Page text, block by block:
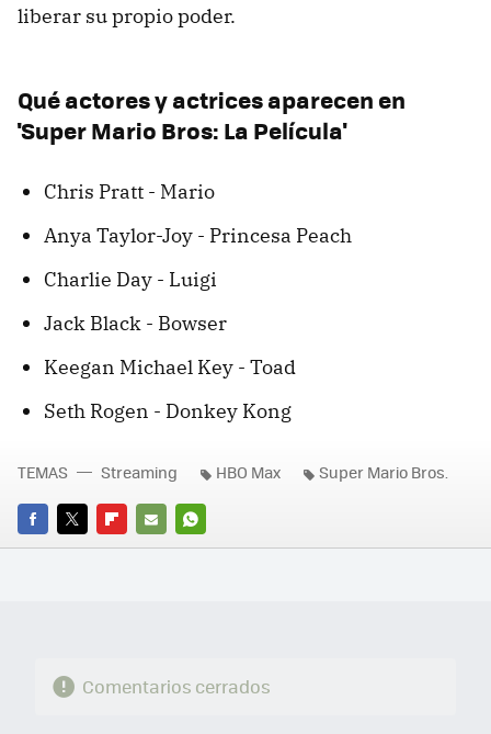
liberar su propio poder.
Qué actores y actrices aparecen en
'Super Mario Bros: La Película'
Chris Pratt - Mario
Anya Taylor-Joy - Princesa Peach
Charlie Day - Luigi
Jack Black - Bowser
Keegan Michael Key - Toad
Seth Rogen - Donkey Kong
FACEBOOK
TWITTERFLIPBOARD
E-
WHATSAPP
TEMAS Streaming HBO Max Super Mario Bros.
Comentarios cerrados